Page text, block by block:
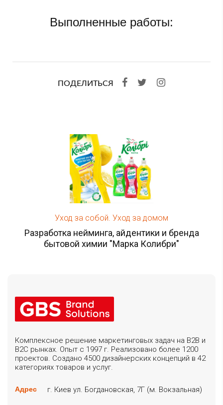
Выполненные работы:
ПОДЕЛИТЬСЯ
Уход за собой. Уход за домом
Разработка нейминга, айдентики и бренда
бытовой химии "Марка Колибри"
Комплексное решение маркетинговых задач на B2B и
B2C рынках. Опыт с 1997 г. Реализовано более 1200
проектов. Создано 4500 дизайнерских концепций в 42
категориях товаров и услуг.
Адрес г. Киев ул. Богдановская, 7Г (м. Вокзальная)